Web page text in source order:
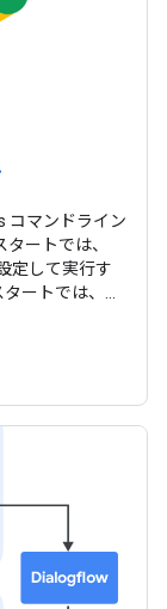
コマンドライン
ートでは、
定して実行す
ートでは、テ
選択する前